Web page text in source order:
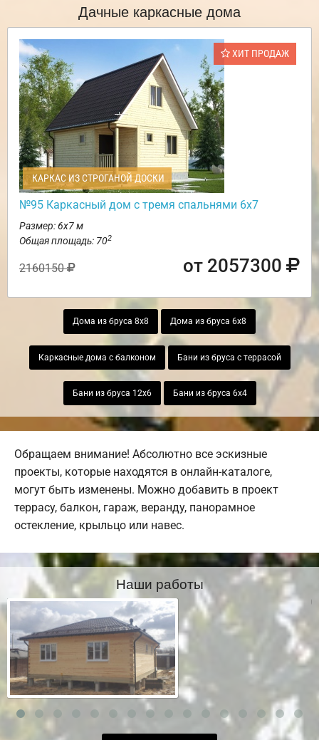
Дачные каркасные дома
ХИТ ПРОДАЖ
КАРКАС ИЗ СТРОГАНОЙ ДОСКИ
№95 Каркасный дом с тремя спальнями 6х7
Размер: 6х7 м
Общая площадь: 702
2160150 от 2057300
Дома из бруса 8х8 Дома из бруса 6х8
Каркасные дома с балконом Бани из бруса с террасой
Бани из бруса 12х6 Бани из бруса 6х4
Обращаем внимание! Абсолютно все эскизные
проекты, которые находятся в онлайн-каталоге,
могут быть изменены. Можно добавить в проект
террасу, балкон, гараж, веранду, панорамное
остекление, крыльцо или навес.
Наши работы